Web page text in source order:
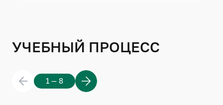
УЧЕБНЫЙ ПРОЦЕСС
1 — 8